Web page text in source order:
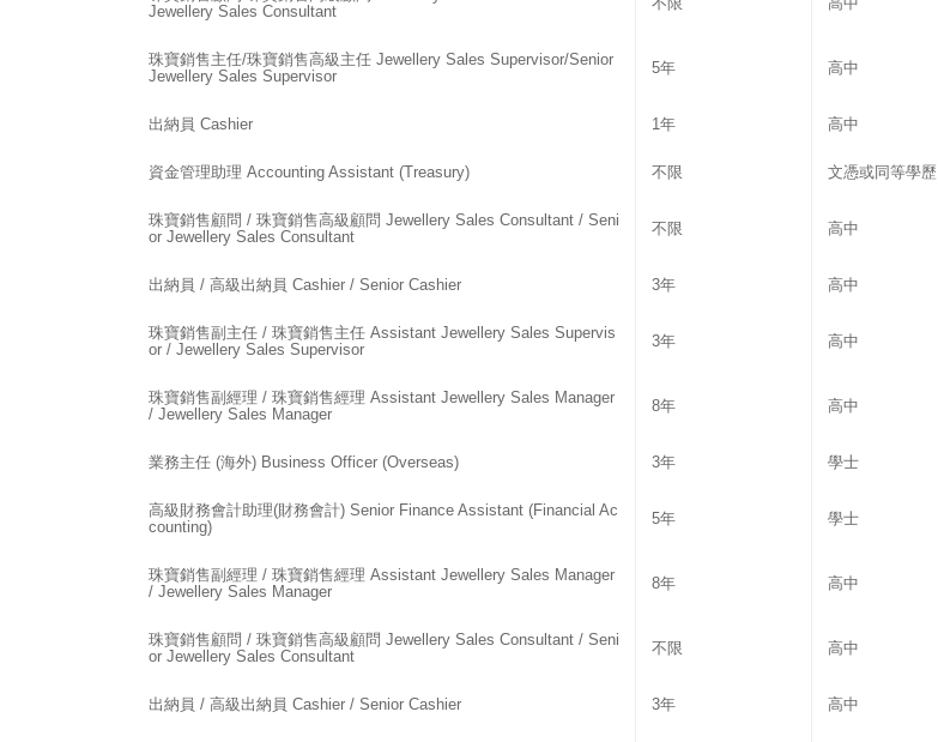
Jewellery Sales Consultant
珠寶銷售主任/珠寶銷售高級主任 Jewellery Sales Supervisor/Senior
Jewellery Sales Supervisor
5年 高中
出納員 Cashier 1年 高中
資金管理助理 Accounting Assistant (Treasury) 不限 文憑或同等學歷
珠寶銷售顧問 / 珠寶銷售高級顧問 Jewellery Sales Consultant / Seni
or Jewellery Sales Consultant
不限 高中
出納員 / 高級出納員 Cashier / Senior Cashier 3年 高中
珠寶銷售副主任 / 珠寶銷售主任 Assistant Jewellery Sales Supervis
or / Jewellery Sales Supervisor
3年 高中
珠寶銷售副經理 / 珠寶銷售經理 Assistant Jewellery Sales Manager
/ Jewellery Sales Manager
8年 高中
業務主任 (海外) Business Officer (Overseas) 3年 學士
高級財務會計助理(財務會計) Senior Finance Assistant (Financial Ac
counting)
5年 學士
珠寶銷售副經理 / 珠寶銷售經理 Assistant Jewellery Sales Manager
/ Jewellery Sales Manager
8年 高中
珠寶銷售顧問 / 珠寶銷售高級顧問 Jewellery Sales Consultant / Seni
or Jewellery Sales Consultant
不限 高中
出納員 / 高級出納員 Cashier / Senior Cashier 3年 高中